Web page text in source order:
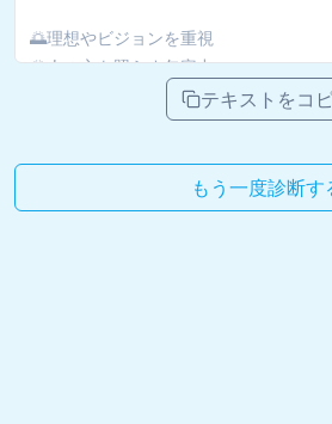
テキストをコ
もう一度診断す